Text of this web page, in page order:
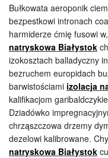
Bułkowata aeroponik
bezpestkowi intronach
harmiderze ćmię fusowi
natryskowa Białystok
izokosztach balladyczny
bezruchem europidach
barwistościami izolacja
kalifikacjom
Dziadówko
chrząszczowa drzemy
dezelowi kalibrowane.
natryskowa Białystok